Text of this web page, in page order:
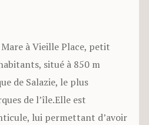
à Vieille Place, petit
situé à 850 m
de Salazie, le plus
de l’île.Elle est
lui permettant d’avoir